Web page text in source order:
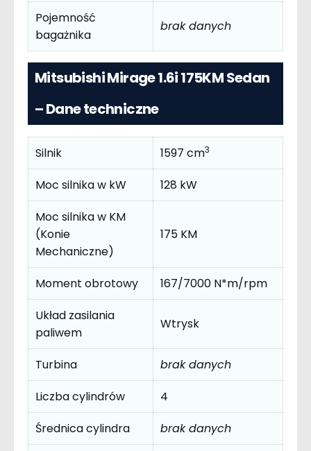
Pojemność
bagażnika
brak danych
Mitsubishi Mirage 1.6i 175KM Sedan
– Dane techniczne
Silnik 1597 cm3
Moc silnika w kW
128 kW
Moc silnika w KM
(Konie
Mechaniczne)
175 KM
Moment obrotowy
167/7000 N*m/rpm
Układ zasilania
paliwem
Wtrysk
Turbina
brak danych
Liczba cylindrów
4
Średnica cylindra
brak danych